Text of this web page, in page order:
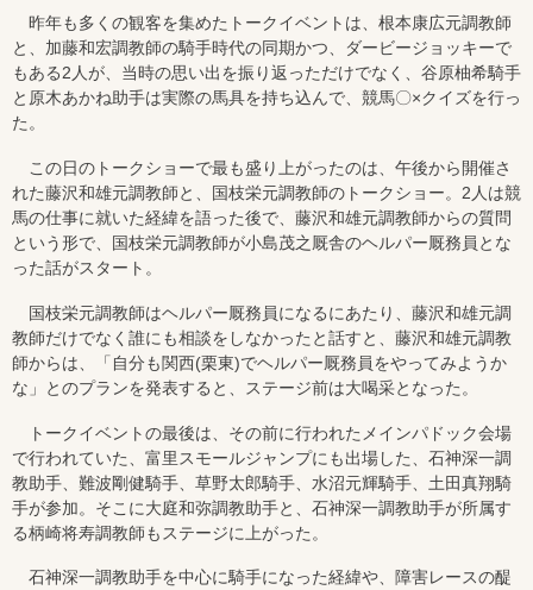
昨年も多くの観客を集めたトークイベントは、根本康広元調教師
と、加藤和宏調教師の騎手時代の同期かつ、ダービージョッキーで
もある2人が、当時の思い出を振り返っただけでなく、谷原柚希騎手
と原木あかね助手は実際の馬具を持ち込んで、競馬〇×クイズを行っ
た。
この日のトークショーで最も盛り上がったのは、午後から開催さ
れた藤沢和雄元調教師と、国枝栄元調教師のトークショー。2人は競
馬の仕事に就いた経緯を語った後で、藤沢和雄元調教師からの質問
という形で、国枝栄元調教師が小島茂之厩舎のヘルパー厩務員とな
った話がスタート。
国枝栄元調教師はヘルパー厩務員になるにあたり、藤沢和雄元調
教師だけでなく誰にも相談をしなかったと話すと、藤沢和雄元調教
師からは、「自分も関西(栗東)でヘルパー厩務員をやってみようか
な」とのプランを発表すると、ステージ前は大喝采となった。
トークイベントの最後は、その前に行われたメインパドック会場
で行われていた、富里スモールジャンプにも出場した、石神深一調
教助手、難波剛健騎手、草野太郎騎手、水沼元輝騎手、土田真翔騎
手が参加。そこに大庭和弥調教助手と、石神深一調教助手が所属す
る柄崎将寿調教師もステージに上がった。
石神深一調教助手を中心に騎手になった経緯や、障害レースの醍